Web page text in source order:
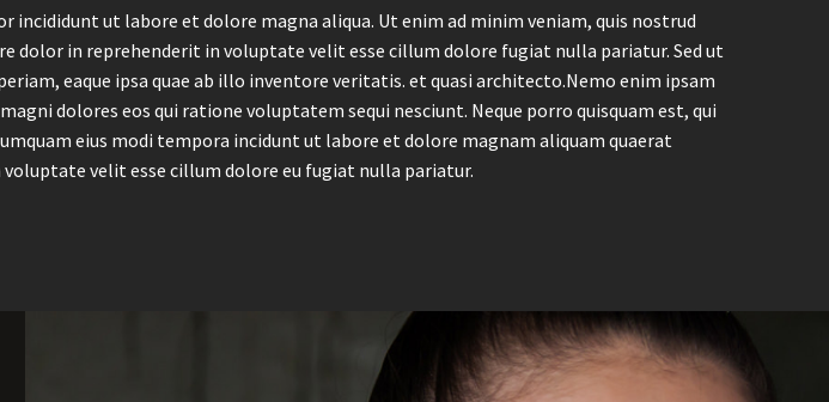
ut labore et dolore magna aliqua. Ut enim ad minim veniam, quis nostrud
dolor in reprehenderit in voluptate velit esse cillum dolore fugiat nulla pariatur. Sed ut
eaque ipsa quae ab illo inventore veritatis. et quasi architecto.Nemo enim ipsam
dolores eos qui ratione voluptatem sequi nesciunt. Neque porro quisquam est, qui
eius modi tempora incidunt ut labore et dolore magnam aliquam quaerat
velit esse cillum dolore eu fugiat nulla pariatur.